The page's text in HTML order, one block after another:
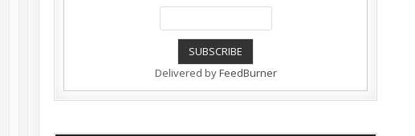
Delivered byFeedBurner